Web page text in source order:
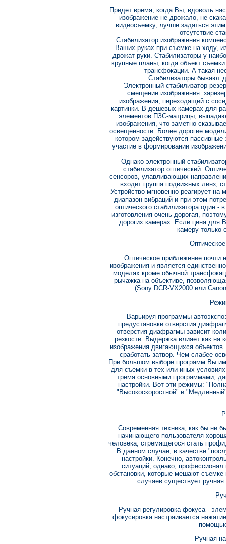
Придет время, когда Вы, вдоволь
изображение не дрожало, не
видеосъемку, лучше задаться
отсутствие
Стабилизатор изображения
Ваших руках при съемке на ходу,
дрожат руки. Стабилизаторы у
крупные планы, когда объект
трансфокации. А такая
Стабилизаторы бывают
Электронный стабилизатор
смещение изображения:
изображения, переходящий с
картинки. В дешевых камерах для
элементов ПЗС-матрицы,
изображения, что заметно
освещенности. Более дорогие
котором задействуются
участие в формировании
Однако электронный
стабилизатор оптический.
сенсоров, улавливающих
входит группа подвижных линз,
Устройство мгновенно реагирует
диапазон вибраций и при этом
оптического стабилизатора один -
изготовления очень дорогая,
дорогих камерах. Если цена для
камеру только
Оптическое приближение почти
изображения и является
моделях кроме обычной
рычажка на объективе,
(Sony DCR-VX2000 или
Варьируя программы
предустановки отверстия
отверстия диафрагмы зависит
резкости. Выдержка влияет как на
изображения двигающихся
сработать затвор. Чем слабее
При большом выборе программ Вы
для съемки в тех или иных
тремя основными программами,
настройки. Вот эти режимы:
"Высокоскоростной" и
Современная техника, как бы ни
начинающего пользователя
человека, стремящегося стать
В данном случае, в качестве
настройки. Конечно,
ситуаций, однако,
обстановки, которые мешают съемке
случаев существует
Ручная регулировка фокуса -
фокусировка настраивается
Ручная